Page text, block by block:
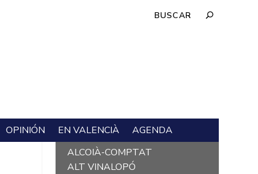
OPINIÓN EN VALENCIÀ AGENDA
L´ALACANTÍ
ALCOIÀ-COMPTAT
ALT VINALOPÓ